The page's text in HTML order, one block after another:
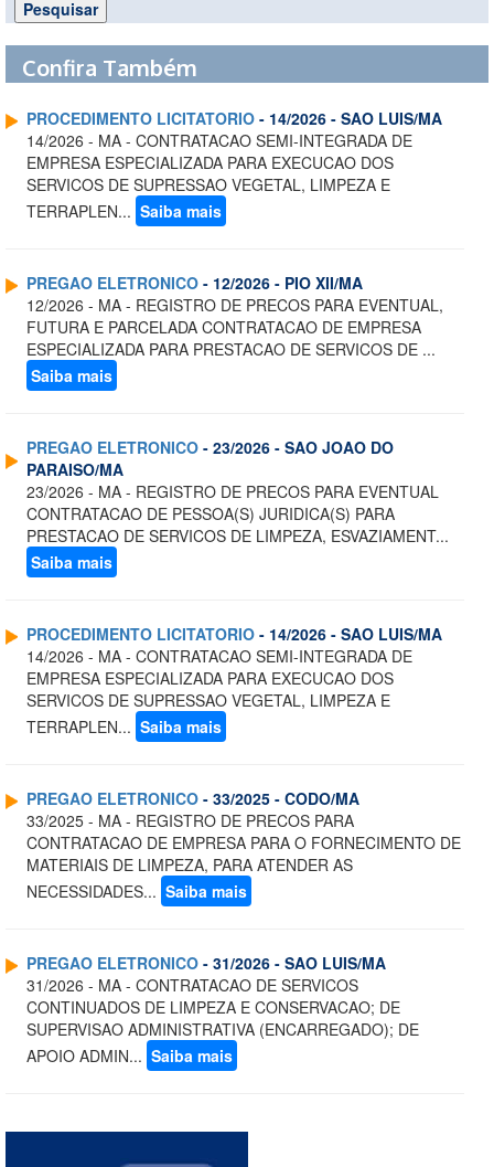
Confira Também
PROCEDIMENTO LICITATORIO - 14/2026 - SAO LUIS/MA
14/2026 - MA - CONTRATACAO SEMI-INTEGRADA DE
EMPRESA ESPECIALIZADA PARA EXECUCAO DOS
SERVICOS DE SUPRESSAO VEGETAL, LIMPEZA E
TERRAPLEN... Saiba mais
PREGAO ELETRONICO - 12/2026 - PIO XII/MA
12/2026 - MA - REGISTRO DE PRECOS PARA EVENTUAL,
FUTURA E PARCELADA CONTRATACAO DE EMPRESA
ESPECIALIZADA PARA PRESTACAO DE SERVICOS DE ...
Saiba mais
PREGAO ELETRONICO - 23/2026 - SAO JOAO DO
PARAISO/MA
23/2026 - MA - REGISTRO DE PRECOS PARA EVENTUAL
CONTRATACAO DE PESSOA(S) JURIDICA(S) PARA
PRESTACAO DE SERVICOS DE LIMPEZA, ESVAZIAMENT...
Saiba mais
PROCEDIMENTO LICITATORIO - 14/2026 - SAO LUIS/MA
14/2026 - MA - CONTRATACAO SEMI-INTEGRADA DE
EMPRESA ESPECIALIZADA PARA EXECUCAO DOS
SERVICOS DE SUPRESSAO VEGETAL, LIMPEZA E
TERRAPLEN... Saiba mais
PREGAO ELETRONICO - 33/2025 - CODO/MA
33/2025 - MA - REGISTRO DE PRECOS PARA
CONTRATACAO DE EMPRESA PARA O FORNECIMENTO DE
MATERIAIS DE LIMPEZA, PARA ATENDER AS
NECESSIDADES... Saiba mais
PREGAO ELETRONICO - 31/2026 - SAO LUIS/MA
31/2026 - MA - CONTRATACAO DE SERVICOS
CONTINUADOS DE LIMPEZA E CONSERVACAO; DE
SUPERVISAO ADMINISTRATIVA (ENCARREGADO); DE
APOIO ADMIN... Saiba mais